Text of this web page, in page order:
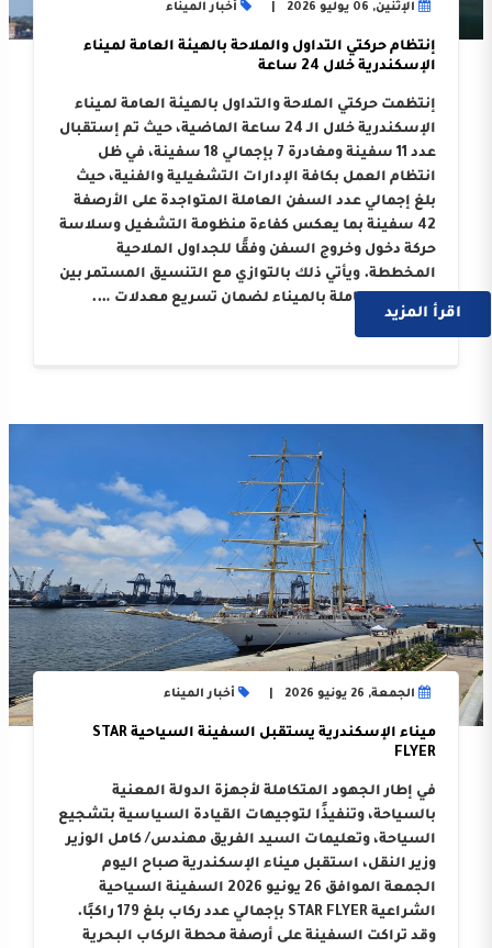
الإثنين, 06 يوليو 2026 أخبار الميناء
إنتظام حركتي التداول والملاحة بالهيئة العامة لميناء
الإسكندرية خلال 24 ساعة
إنتظمت حركتي الملاحة والتداول بالهيئة العامة لميناء
الإسكندرية خلال الـ 24 ساعة الماضية، حيث تم إستقبال
عدد 11 سفينة ومغادرة 7 بإجمالي 18 سفينة، في ظل
انتظام العمل بكافة الإدارات التشغيلية والفنية، حيث
بلغ إجمالي عدد السفن العاملة المتواجدة على الأرصفة
42 سفينة بما يعكس كفاءة منظومة التشغيل وسلاسة
حركة دخول وخروج السفن وفقًا للجداول الملاحية
المخططة. ويأتي ذلك بالتوازي مع التنسيق المستمر بين
الجهات العاملة بالميناء لضمان تسريع معدلات ….
اقرأ المزيد
الجمعة, 26 يونيو 2026 أخبار الميناء
ميناء الإسكندرية يستقبل السفينة السياحية STAR
FLYER
في إطار الجهود المتكاملة لأجهزة الدولة المعنية
بالسياحة، وتنفيذًا لتوجيهات القيادة السياسية بتشجيع
السياحة، وتعليمات السيد الفريق مهندس/ كامل الوزير
وزير النقل، استقبل ميناء الإسكندرية صباح اليوم
الجمعة الموافق 26 يونيو 2026 السفينة السياحية
الشراعية STAR FLYER بإجمالي عدد ركاب بلغ 179 راكبًا.
وقد تراكت السفينة على أرصفة محطة الركاب البحرية